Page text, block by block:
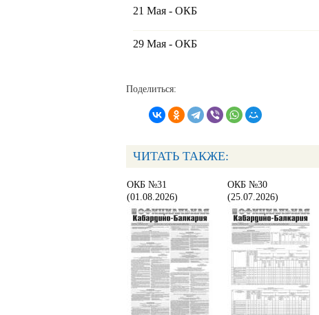
21 Мая - ОКБ
29 Мая - ОКБ
Поделиться:
ЧИТАТЬ ТАКЖЕ:
ОКБ №31
(01.08.2026)
ОКБ №30
(25.07.2026)